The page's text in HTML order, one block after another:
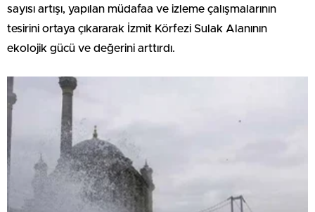
sayısı artışı, yapılan müdafaa ve izleme çalışmalarının
tesirini ortaya çıkararak İzmit Körfezi Sulak Alanının
ekolojik gücü ve değerini arttırdı.